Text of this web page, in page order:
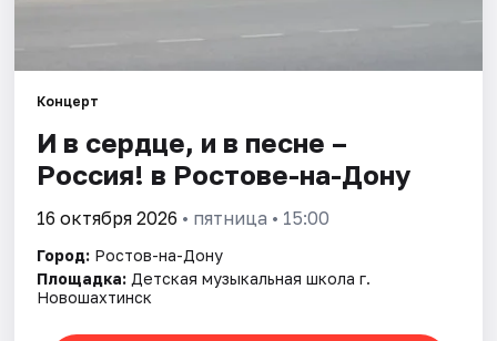
Концерт
И в сердце, и в песне –
Россия! в Ростове-на-Дону
16 октября 2026 • пятница • 15:00
Город: Ростов-на-Дону
Площадка: Детская музыкальная школа г.
Новошахтинск